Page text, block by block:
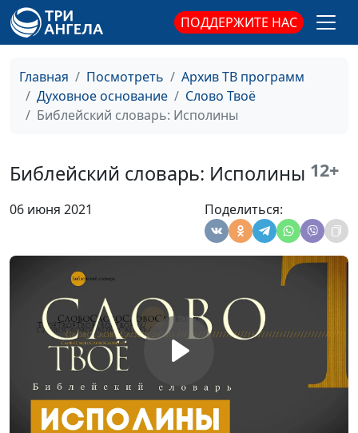
ПОДДЕРЖИТЕ НАС
Главная Посмотреть
Архив ТВ программ
Духовное основание
Слово Твоё
Библейский словарь: Исполины
Библейский словарь: Исполины 12+
06 июня 2021 Поделиться:
Библейский словарь: Десять заповедей #118
Библейский словарь: Закон Божий
Библейский словарь: Куща
Библейский словарь: Жатва
Библейский словарь: Маслина #113
Библейский словарь: Виноград
#111
Библейский словарь: Хлеб
Библейский словарь: Манна #109
Библейский словарь: Огонь #108
Библейский словарь: Облако #107
Библейский словарь: Преисподняя